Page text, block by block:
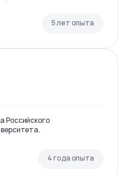
5 лет опыта
Российского
4 года опыта